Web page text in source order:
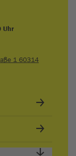
Uhr
1 60314